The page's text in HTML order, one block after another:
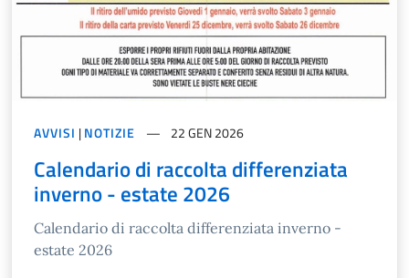
AVVISI |NOTIZIE 22 GEN 2026
Calendario di raccolta differenziata
inverno - estate 2026
Calendario di raccolta differenziata inverno -
estate 2026